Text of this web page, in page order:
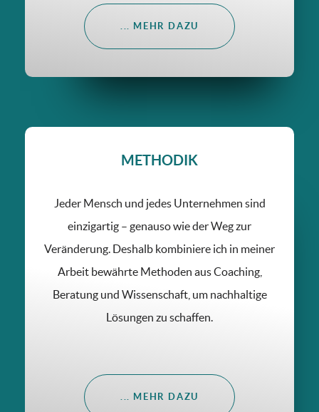
... MEHR DAZU
METHODIK
Jeder Mensch und jedes Unternehmen sind
einzigartig – genauso wie der Weg zur
Veränderung. Deshalb kombiniere ich in meiner
Arbeit bewährte Methoden aus Coaching,
Beratung und Wissenschaft, um nachhaltige
Lösungen zu schaffen.
... MEHR DAZU